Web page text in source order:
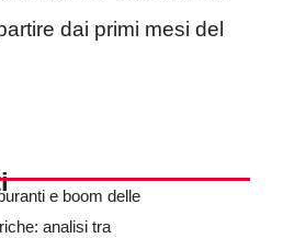
dai primi mesi del
e boom delle
analisi tra